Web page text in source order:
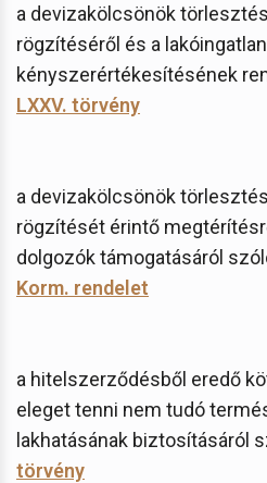
a devizakölcsönök
rögzítéséről és a
kényszerértékesítésének
LXXV. törvény
a devizakölcsönök
rögzítését érintő
dolgozók támogatásáról
Korm. rendelet
a hitelszerződésből eredő
eleget tenni nem tudó
lakhatásának biztosításáról
törvény